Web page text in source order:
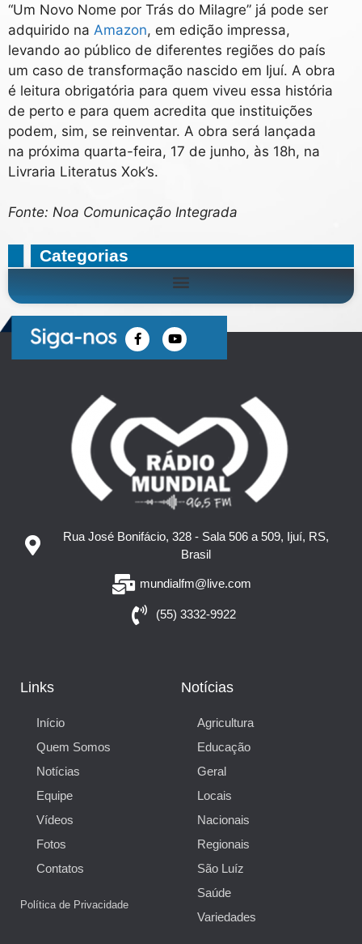
“Um Novo Nome por Trás do Milagre” já pode ser
adquirido na Amazon, em edição impressa,
levando ao público de diferentes regiões do país
um caso de transformação nascido em Ijuí. A obra
é leitura obrigatória para quem viveu essa história
de perto e para quem acredita que instituições
podem, sim, se reinventar. A obra será lançada
na próxima quarta-feira, 17 de junho, às 18h, na
Livraria Literatus Xok’s.
Fonte: Noa Comunicação Integrada
Categorias
Rua José Bonifácio, 328 - Sala 506 a 509, Ijuí, RS,
Brasil
mundialfm@live.com
(55) 3332-9922
Links
Início
Quem Somos
Notícias
Equipe
Vídeos
Fotos
Contatos
Política de Privacidade
Notícias
Agricultura
Educação
Geral
Locais
Nacionais
Regionais
São Luíz
Saúde
Variedades